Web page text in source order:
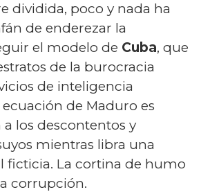
dividida, poco y nada ha
de enderezar la
el modelo de Cuba, que
de la burocracia
de inteligencia
de Maduro es
los descontentos y
mientras libra una
ficticia. La cortina de humo
corrupción.